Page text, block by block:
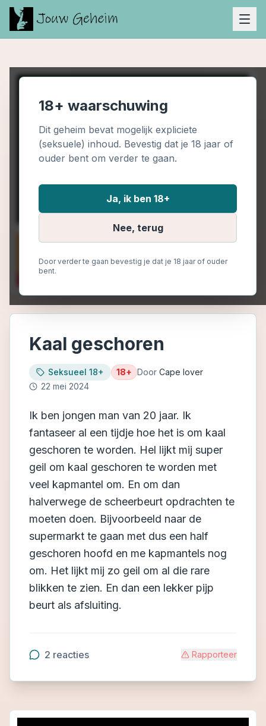
18+ waarschuwing
Dit geheim bevat mogelijk expliciete
(seksuele) inhoud. Bevestig dat je 18 jaar of
ouder bent om verder te gaan.
Ja, ik ben 18+
Nee, terug
Door verder te gaan bevestig je dat je 18 jaar of ouder
bent.
Kaal geschoren
Seksueel 18+ 18+ Door Cape lover
22 mei 2024
Ik ben jongen man van 20 jaar. Ik
fantaseer al een tijdje hoe het is om kaal
geschoren te worden. Hel lijkt mij super
geil om kaal geschoren te worden met
veel kapmantel om. En om dan
halverwege de scheerbeurt opdrachten te
moeten doen. Bijvoorbeeld naar de
supermarkt te gaan met dus een half
geschoren hoofd en me kapmantels nog
om. Het lijkt mij zo geil om al die rare
blikken te zien. En dan een lekker pijp
beurt als afsluiting.
2 reacties Rapporteer